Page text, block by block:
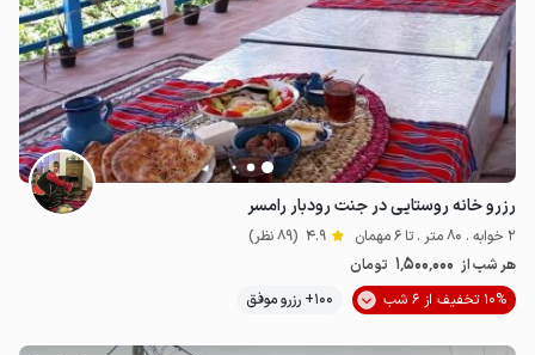
رزرو خانه روستایی در جنت رودبار رامسر
2 خوابه . 80 متر . تا 6 مهمان 4.9 (89 نظر)
هر شب از 1٬500٬000 تومان
10% تخفیف از 6 شب
100+ رزرو موفق